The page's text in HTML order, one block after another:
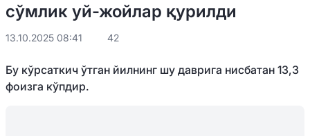
сўмлик уй-жойлар қурилди
13.10.2025 08:41 42
Бу кўрсаткич ўтган йилнинг шу даврига нисбатан 13,3
фоизга кўпдир.